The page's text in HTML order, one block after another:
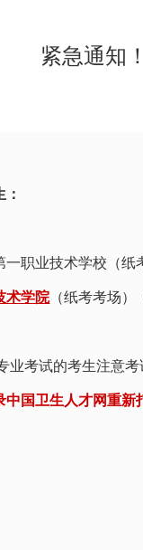
紧急通知
一职业技术学校（
术学院（纸考考场）
业考试的考生注意考
中国卫生人才网重新